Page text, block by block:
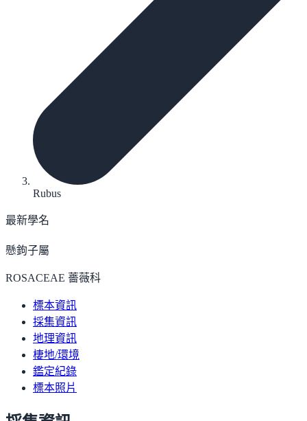
Rubus
最新學名
懸鉤子屬
ROSACEAE 薔薇科
標本資訊
採集資訊
地理資訊
棲地/環境
鑑定紀錄
標本照片